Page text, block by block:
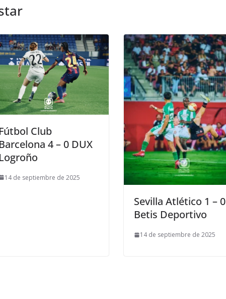
Fútbol Club
Barcelona 4 – 0 DUX
Logroño
14 de septiembre de 2025
Sevilla Atlético 1 – 0
Betis Deportivo
14 de septiembre de 2025